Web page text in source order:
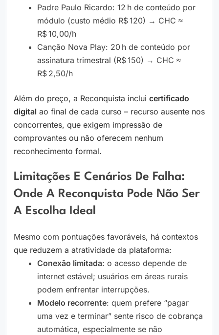
Padre Paulo Ricardo: 12 h de conteúdo por
módulo (custo médio R$ 120) → CHC ≈
R$ 10,00/h
Canção Nova Play: 20 h de conteúdo por
assinatura trimestral (R$ 150) → CHC ≈
R$ 2,50/h
Além do preço, a Reconquista inclui certificado
digital ao final de cada curso – recurso ausente nos
concorrentes, que exigem impressão de
comprovantes ou não oferecem nenhum
reconhecimento formal.
Limitações E Cenários De Falha:
Onde A Reconquista Pode Não Ser
A Escolha Ideal
Mesmo com pontuações favoráveis, há contextos
que reduzem a atratividade da plataforma:
Conexão limitada: o acesso depende de
internet estável; usuários em áreas rurais
podem enfrentar interrupções.
Modelo recorrente: quem prefere “pagar
uma vez e terminar” sente risco de cobrança
automática, especialmente se não